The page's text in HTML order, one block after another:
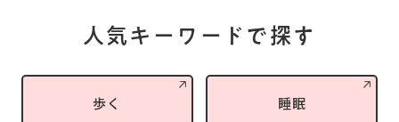
人気キーワードで探す
歩く 睡眠